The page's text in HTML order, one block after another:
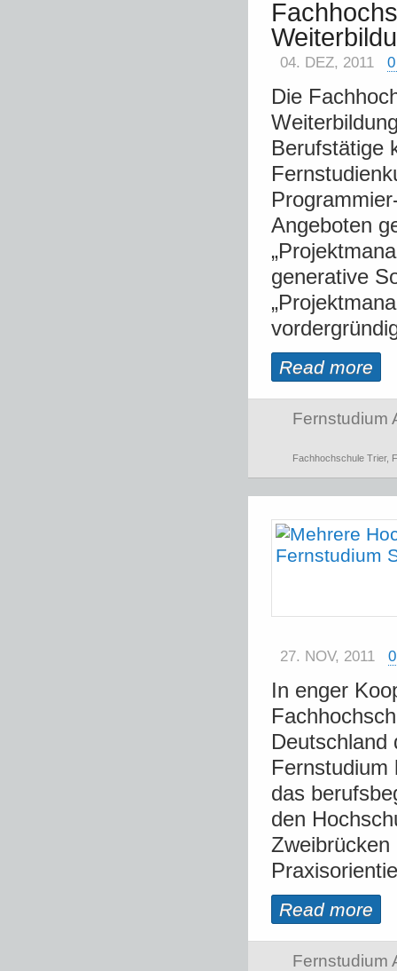
04. DEZ, 2011
Die
Berufstätige
Angeboten
generative
Read more
Fernstudium
Fachhochschule Trier,
27. NOV, 2011
In enger
Deutschland
Fernstudium
das
den
Read more
Fernstudium